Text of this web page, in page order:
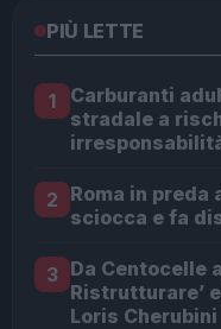
PIÙ LETTE
1
Carburanti
stradale a
2 Roma in preda
sciocca e fa
3 Da Centocelle
Ristrutturare’
Loris Cherubini